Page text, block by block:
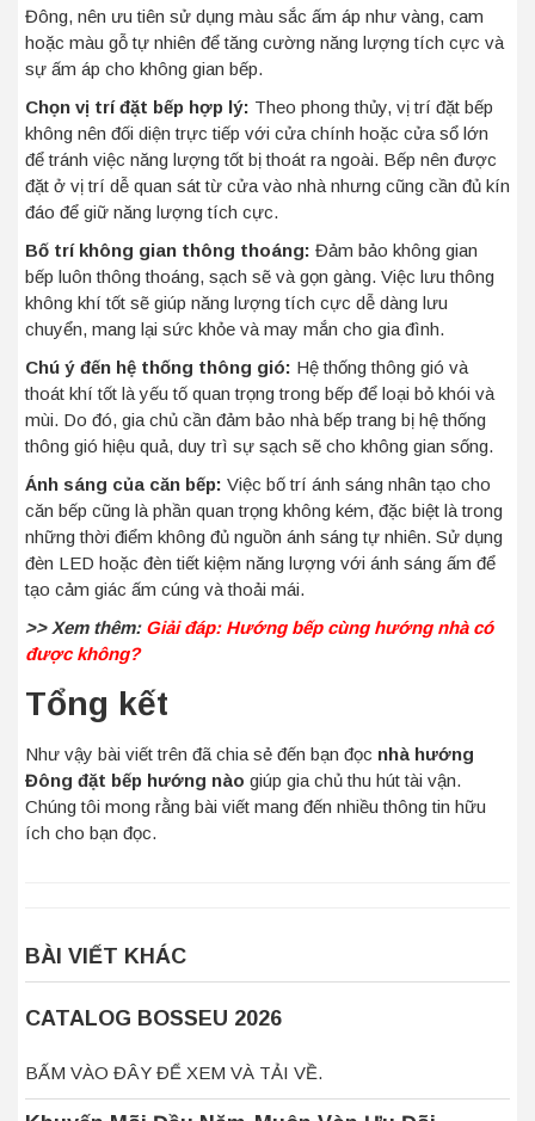
Đông, nên ưu tiên sử dụng màu sắc ấm áp như vàng, cam
hoặc màu gỗ tự nhiên để tăng cường năng lượng tích cực và
sự ấm áp cho không gian bếp.
Chọn vị trí đặt bếp hợp lý: Theo phong thủy, vị trí đặt bếp
không nên đối diện trực tiếp với cửa chính hoặc cửa sổ lớn
để tránh việc năng lượng tốt bị thoát ra ngoài. Bếp nên được
đặt ở vị trí dễ quan sát từ cửa vào nhà nhưng cũng cần đủ kín
đáo để giữ năng lượng tích cực.
Bố trí không gian thông thoáng: Đảm bảo không gian
bếp luôn thông thoáng, sạch sẽ và gọn gàng. Việc lưu thông
không khí tốt sẽ giúp năng lượng tích cực dễ dàng lưu
chuyển, mang lại sức khỏe và may mắn cho gia đình.
Chú ý đến hệ thống thông gió: Hệ thống thông gió và
thoát khí tốt là yếu tố quan trọng trong bếp để loại bỏ khói và
mùi. Do đó, gia chủ cần đảm bảo nhà bếp trang bị hệ thống
thông gió hiệu quả, duy trì sự sạch sẽ cho không gian sống.
Ánh sáng của căn bếp: Việc bố trí ánh sáng nhân tạo cho
căn bếp cũng là phần quan trọng không kém, đặc biệt là trong
những thời điểm không đủ nguồn ánh sáng tự nhiên. Sử dụng
đèn LED hoặc đèn tiết kiệm năng lượng với ánh sáng ấm để
tạo cảm giác ấm cúng và thoải mái.
>> Xem thêm: Giải đáp: Hướng bếp cùng hướng nhà có
được không?
Tổng kết
Như vậy bài viết trên đã chia sẻ đến bạn đọc nhà hướng
Đông đặt bếp hướng nào giúp gia chủ thu hút tài vận.
Chúng tôi mong rằng bài viết mang đến nhiều thông tin hữu
ích cho bạn đọc.
BÀI VIẾT KHÁC
CATALOG BOSSEU 2026
BẤM VÀO ĐÂY ĐỂ XEM VÀ TẢI VỀ.